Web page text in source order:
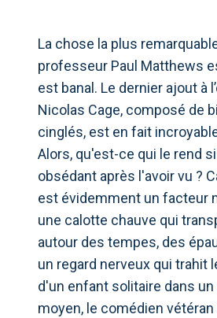
La chose la plus
professeur Paul Matthews
est banal. Le dernier ajout à
Nicolas Cage, composé de
cinglés, est en fait
Alors, qu'est-ce qui le rend
obsédant après l'avoir vu ?
est évidemment un facteur
une calotte chauve qui
autour des tempes, des
un regard nerveux qui trahit
d'un enfant solitaire dans
moyen, le comédien